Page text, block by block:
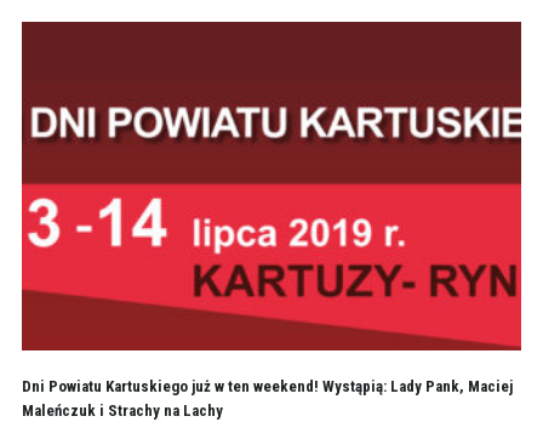
Dni Powiatu Kartuskiego już w ten weekend! Wystąpią: Lady Pank, Maciej
Maleńczuk i Strachy na Lachy